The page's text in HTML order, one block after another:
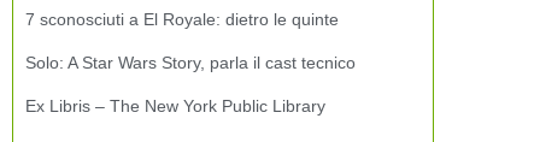
7 sconosciuti a El Royale: dietro le quinte
Solo: A Star Wars Story, parla il cast tecnico
Ex Libris – The New York Public Library